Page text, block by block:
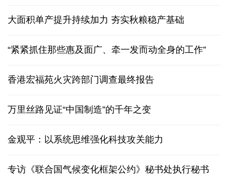
大面积单产提升持续加力 夯实秋粮稳产基础
“紧紧抓住那些惠及面广、牵一发而动全身的工作”
香港宏福苑火灾跨部门调查最终报告
万里丝路见证“中国制造”的千年之变
金观平：以系统思维强化科技攻关能力
专访《联合国气候变化框架公约》秘书处执行秘书